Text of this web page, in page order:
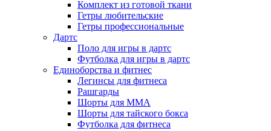
Комплект из готовой ткани
Гетры любительские
Гетры профессиональные
Дартс
Поло для игры в дартс
Футболка для игры в дартс
Единоборства и фитнес
Легинсы для фитнеса
Рашгарды
Шорты для MMA
Шорты для тайского бокса
Футболка для фитнеса